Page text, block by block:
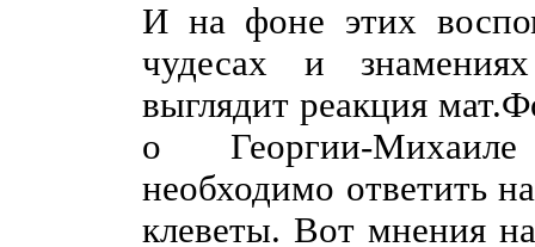
И на фоне этих
чудесах и
выглядит реакция
о Георгии-
необходимо ответить
клеветы. Вот мнения